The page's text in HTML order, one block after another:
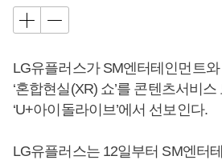
LG유플러스가 SM엔터테인먼트
‘혼합현실(XR) 쇼’를 콘텐츠서비
‘U+아이돌라이브’에서 선보인다.
LG유플러스는 12일부터 SM엔터